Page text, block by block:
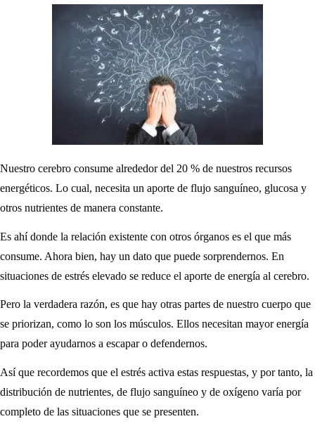
Nuestro cerebro consume alrededor del 20 % de nuestros recursos
energéticos. Lo cual, necesita un aporte de flujo sanguíneo, glucosa y
otros nutrientes de manera constante.
Es ahí donde la relación existente con otros órganos es el que más
consume. Ahora bien, hay un dato que puede sorprendernos. En
situaciones de estrés elevado se reduce el aporte de energía al cerebro.
Pero la verdadera razón, es que hay otras partes de nuestro cuerpo que
se priorizan, como lo son los músculos. Ellos necesitan mayor energía
para poder ayudarnos a escapar o defendernos.
Así que recordemos que el estrés activa estas respuestas, y por tanto, la
distribución de nutrientes, de flujo sanguíneo y de oxígeno varía por
completo de las situaciones que se presenten.